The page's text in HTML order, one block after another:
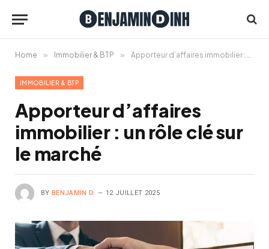
Home » Immobilier & BTP » Apporteur d’affaires immobilier : un rôle clé sur le marché
IMMOBILIER & BTP
Apporteur d’affaires
immobilier : un rôle clé sur
le marché
BY BENJAMIN D. 12 JUILLET 2025